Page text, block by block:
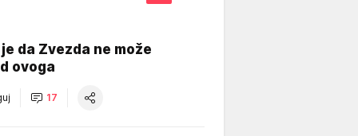
da Zvezda ne može
ovoga
17